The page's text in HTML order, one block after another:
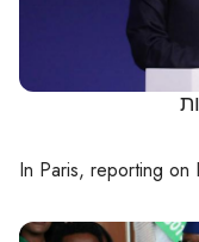
In Paris, reporting on